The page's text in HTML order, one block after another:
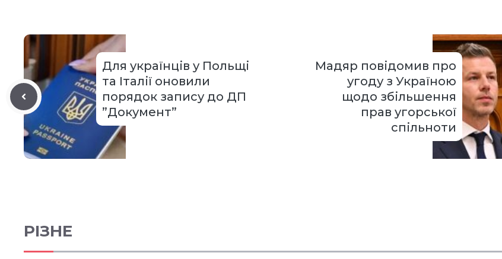
Для українців у Польщі
та Італії оновили
порядок запису до ДП
”Документ”
Мадяр повідомив про
угоду з Україною
щодо збільшення
прав угорської
спільноти
РІЗНЕ